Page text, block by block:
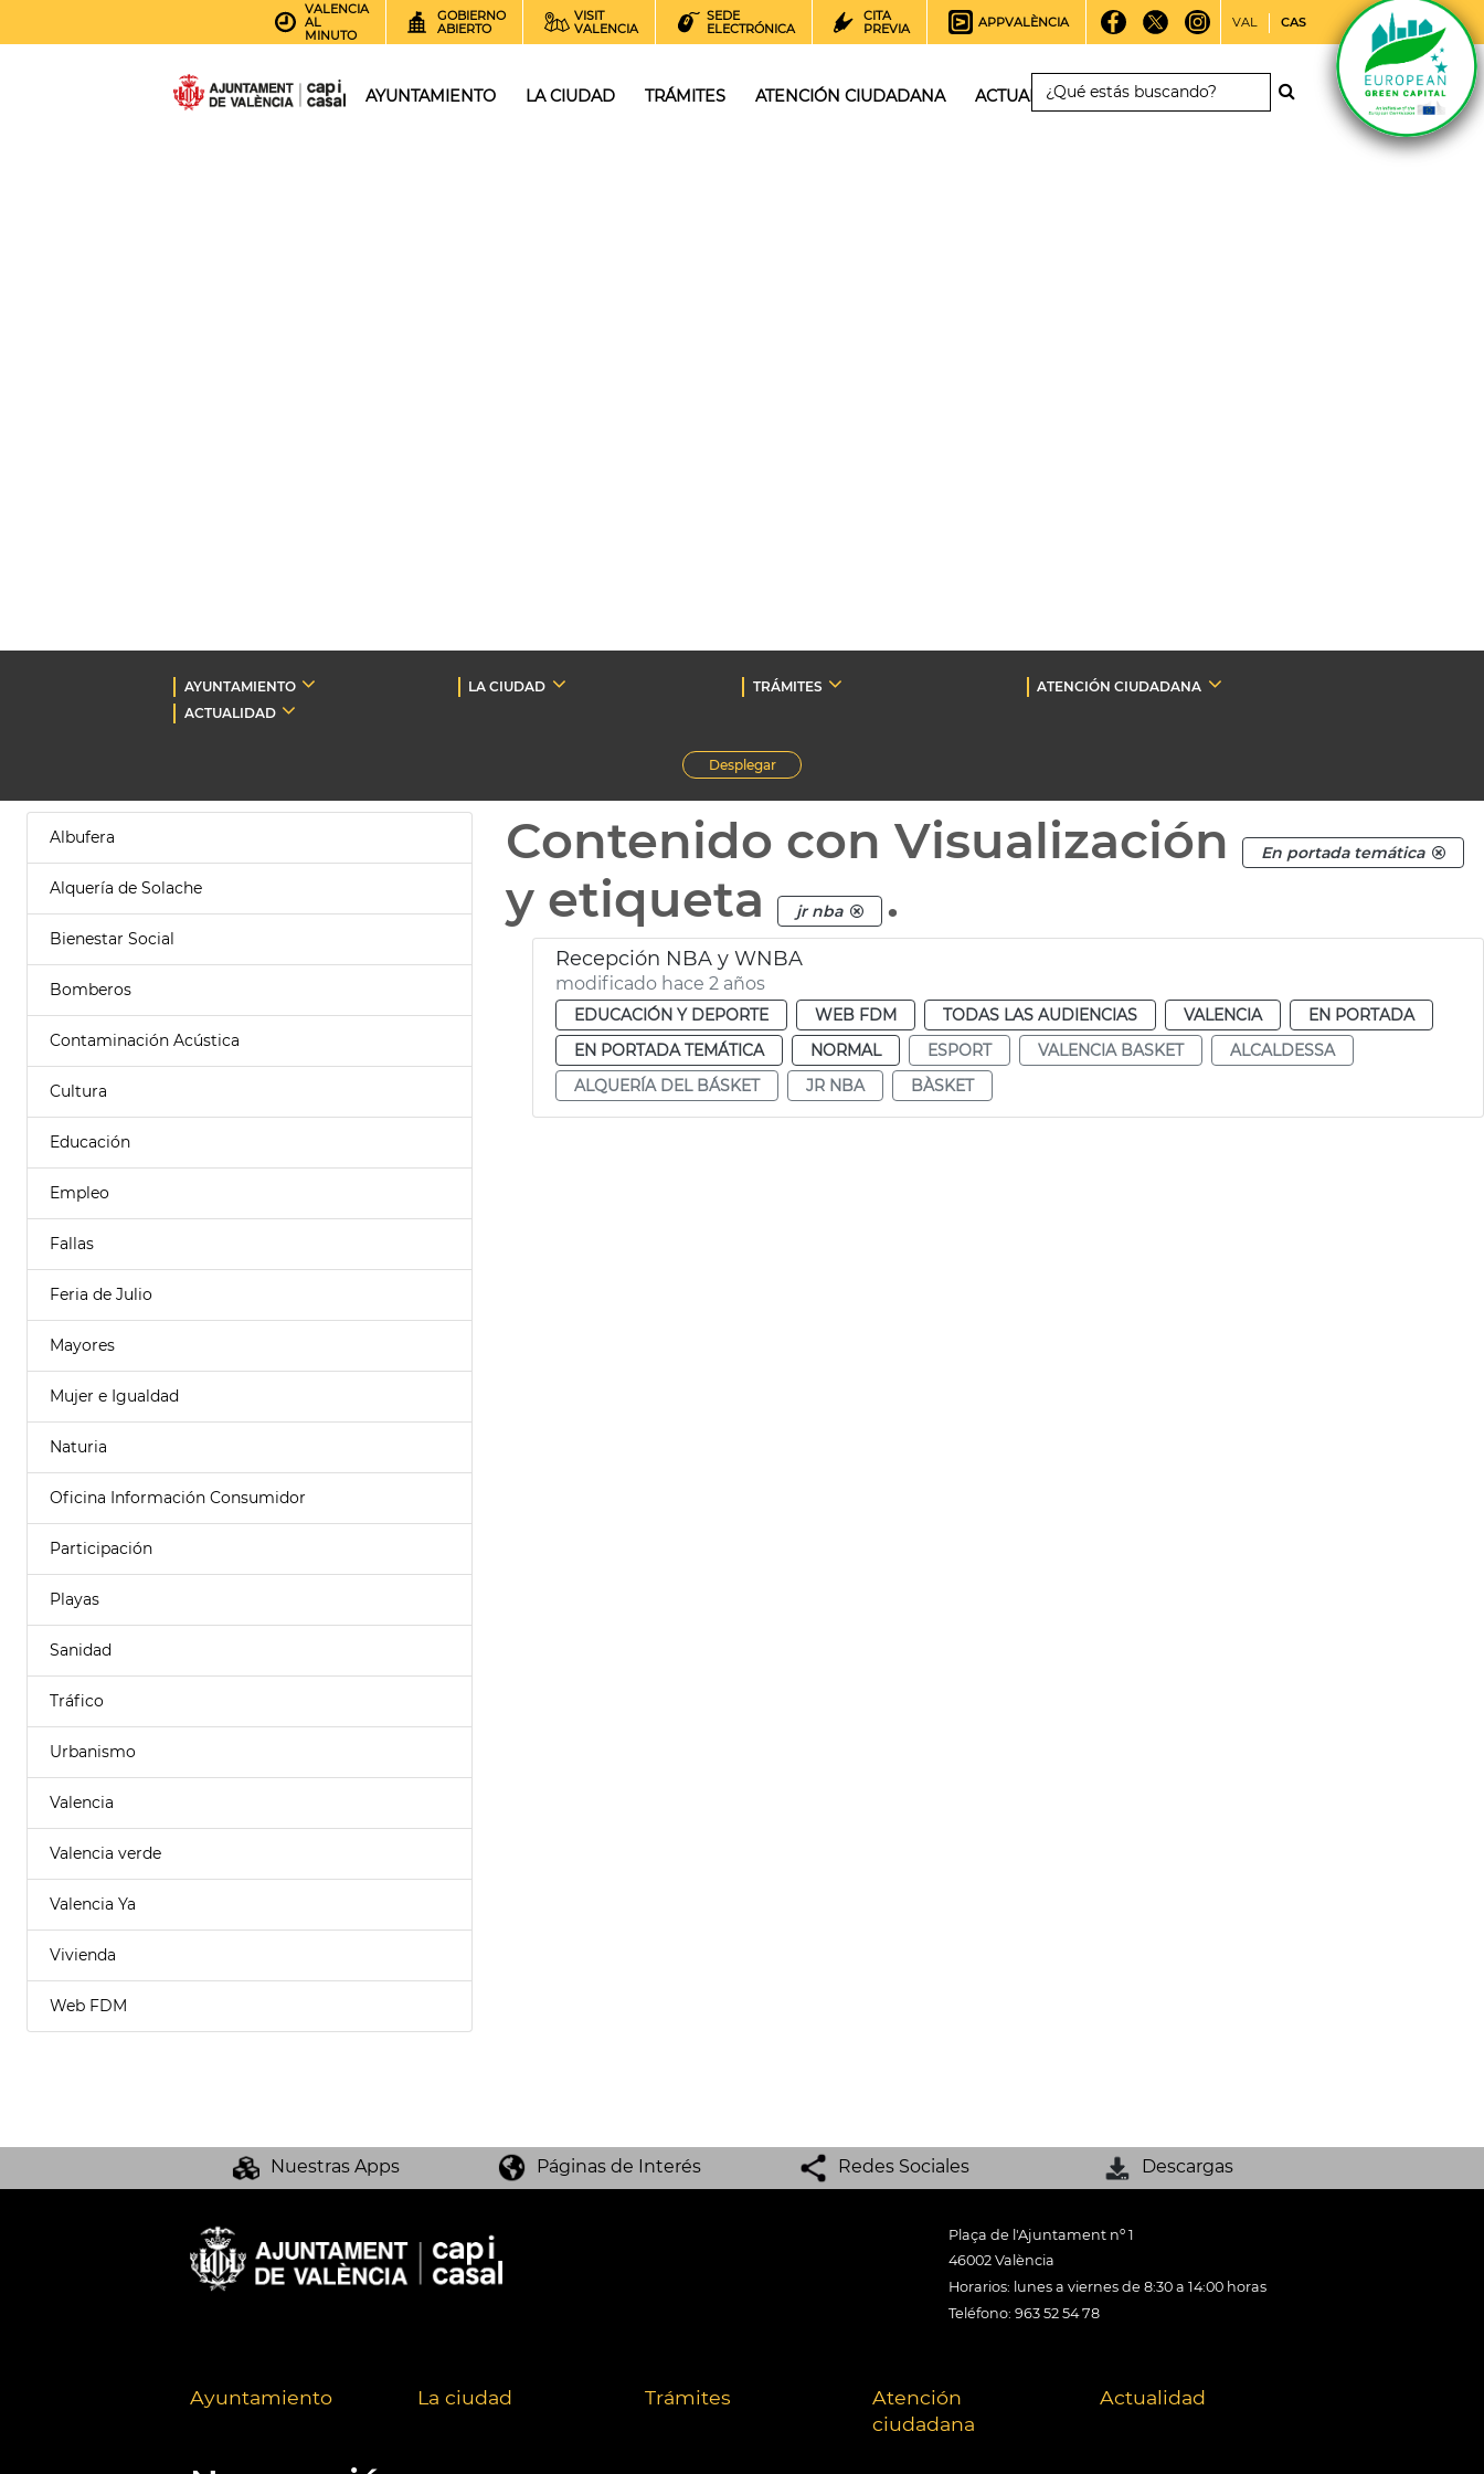
VALENCIA
AL
MINUTO
GOBIERNO
ABIERTO
VISIT
VALENCIA
SEDE
ELECTRÓNICA
CITA
PREVIA
APPVALÈNCIA VAL CAS
AYUNTAMIENTO LA CIUDAD TRÁMITES ATENCIÓN CIUDADANA ACTUALIDAD
AYUNTAMIENTO LA CIUDAD TRÁMITES
ATENCIÓN CIUDADANA
ACTUALIDAD
Desplegar
Albufera
Alquería de Solache
Bienestar Social
Bomberos
Contaminación Acústica
Cultura
Educación
Empleo
Fallas
Feria de Julio
Mayores
Mujer e Igualdad
Naturia
Oficina Información Consumidor
Participación
Playas
Sanidad
Tráfico
Urbanismo
Valencia
Valencia verde
Valencia Ya
Vivienda
Web FDM
Contenido con Visualización En portada temática
y etiqueta jr nba .
Recepción NBA y WNBA
modificado hace 2 años
EDUCACIÓN Y DEPORTE WEB FDM TODAS LAS AUDIENCIAS VALENCIA
EN PORTADA
EN PORTADA TEMÁTICA
NORMAL ESPORT VALENCIA BASKET
ALCALDESSA
ALQUERÍA DEL BÁSKET
JR NBA BÀSKET
Nuestras Apps Páginas de Interés Redes Sociales Descargas
Plaça de l'Ajuntament nº 1
46002 València
Horarios: lunes a viernes de 8:30 a 14:00 horas
Teléfono: 963 52 54 78
Ayuntamiento La ciudad Trámites
Atención
ciudadana
Actualidad